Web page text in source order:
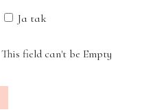
Ja tak
This field can't be Empty